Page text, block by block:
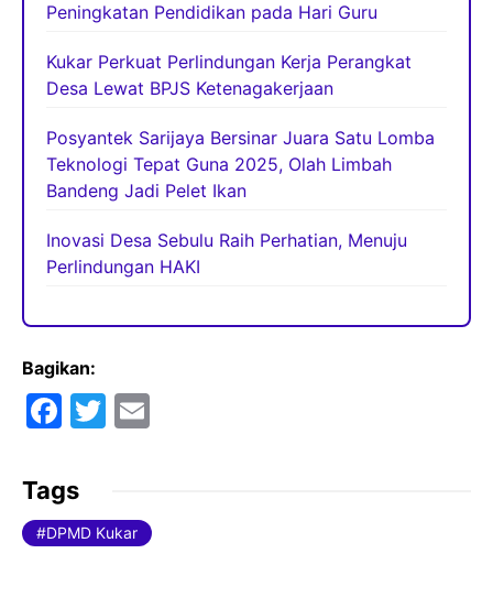
Peningkatan Pendidikan pada Hari Guru
Kukar Perkuat Perlindungan Kerja Perangkat
Desa Lewat BPJS Ketenagakerjaan
Posyantek Sarijaya Bersinar Juara Satu Lomba
Teknologi Tepat Guna 2025, Olah Limbah
Bandeng Jadi Pelet Ikan
Inovasi Desa Sebulu Raih Perhatian, Menuju
Perlindungan HAKI
Bagikan:
F
c
e
b
T
er l
Tags
DPMD Kukar